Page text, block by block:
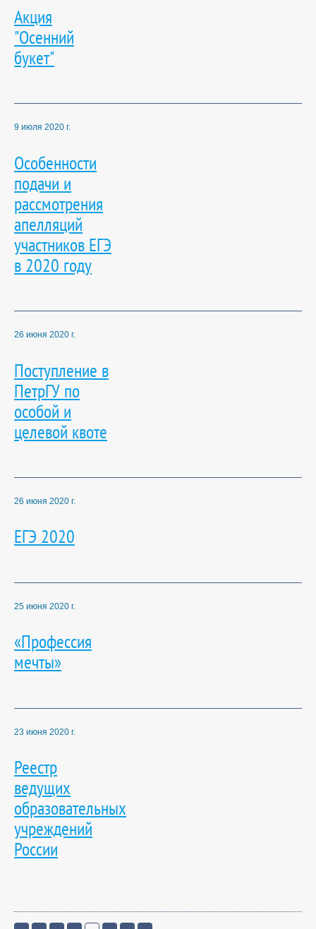
Акция
"Осенний
букет"
9 июля 2020 г.
Особенности
подачи и
рассмотрения
апелляций
участников ЕГЭ
в 2020 году
26 июня 2020 г.
Поступление в
ПетрГУ по
особой и
целевой квоте
26 июня 2020 г.
ЕГЭ 2020
25 июня 2020 г.
«Профессия
мечты»
23 июня 2020 г.
Реестр
ведущих
образовательных
учреждений
России